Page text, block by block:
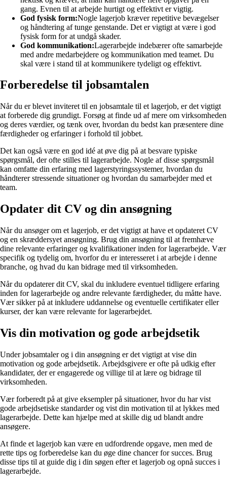
gang. Evnen til at arbejde hurtigt og effektivt er vigtig.
God fysisk form:Nogle lagerjob kræver repetitive bevægelser
og håndtering af tunge genstande. Det er vigtigt at være i god
fysisk form for at undgå skader.
God kommunikation:Lagerarbejde indebærer ofte samarbejde
med andre medarbejdere og kommunikation med teamet. Du
skal være i stand til at kommunikere tydeligt og effektivt.
Forberedelse til jobsamtalen
Når du er blevet inviteret til en jobsamtale til et lagerjob, er det vigtigt
at forberede dig grundigt. Forsøg at finde ud af mere om virksomheden
og deres værdier, og tænk over, hvordan du bedst kan præsentere dine
færdigheder og erfaringer i forhold til jobbet.
Det kan også være en god idé at øve dig på at besvare typiske
spørgsmål, der ofte stilles til lagerarbejde. Nogle af disse spørgsmål
kan omfatte din erfaring med lagerstyringssystemer, hvordan du
håndterer stressende situationer og hvordan du samarbejder med et
team.
Opdater dit CV og din ansøgning
Når du ansøger om et lagerjob, er det vigtigt at have et opdateret CV
og en skræddersyet ansøgning. Brug din ansøgning til at fremhæve
dine relevante erfaringer og kvalifikationer inden for lagerarbejde. Vær
specifik og tydelig om, hvorfor du er interesseret i at arbejde i denne
branche, og hvad du kan bidrage med til virksomheden.
Når du opdaterer dit CV, skal du inkludere eventuel tidligere erfaring
inden for lagerarbejde og andre relevante færdigheder, du måtte have.
Vær sikker på at inkludere uddannelse og eventuelle certifikater eller
kurser, der kan være relevante for lagerarbejdet.
Vis din motivation og gode arbejdsetik
Under jobsamtaler og i din ansøgning er det vigtigt at vise din
motivation og gode arbejdsetik. Arbejdsgivere er ofte på udkig efter
kandidater, der er engagerede og villige til at lære og bidrage til
virksomheden.
Vær forberedt på at give eksempler på situationer, hvor du har vist
gode arbejdsetiske standarder og vist din motivation til at lykkes med
lagerarbejde. Dette kan hjælpe med at skille dig ud blandt andre
ansøgere.
At finde et lagerjob kan være en udfordrende opgave, men med de
rette tips og forberedelse kan du øge dine chancer for succes. Brug
disse tips til at guide dig i din søgen efter et lagerjob og opnå succes i
lagerarbejde.